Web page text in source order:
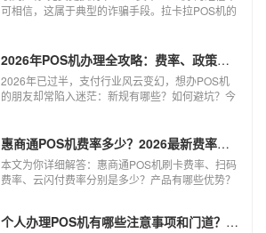
可相信，这属于典型的诈骗手段。拉卡拉POS机的
风险。以下结合权威信息分析原因及应对建议：2026年POS机办理全攻略：费率、政策、避坑一篇讲清
2026年已过半，支付行业风云变幻，想办POS机
的朋友却常陷入迷茫：新规有哪些？如何避坑？今
使用！
惠商通POS机费率多少？2026最新费率标准及办理全攻略
本文为你详细解答：惠商通POS机刷卡费率、扫码
费率、云闪付费率分别是多少？产品有哪些优势？
个人办理POS机有哪些注意事项和门道？（2026最新避坑指南）